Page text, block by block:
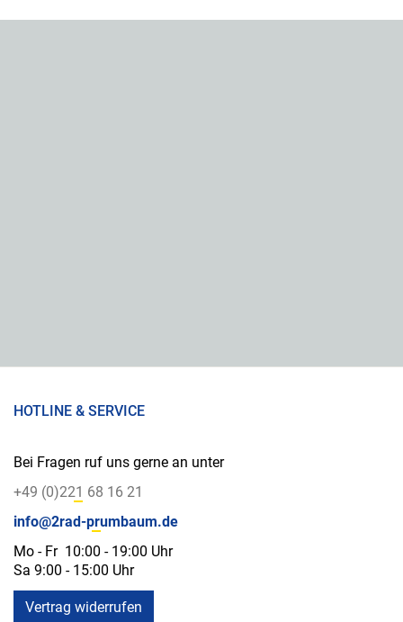
HOTLINE & SERVICE
Bei Fragen ruf uns gerne an unter
+49 (0)221 68 16 21
info@2rad-prumbaum.de
Mo - Fr 10:00 - 19:00 Uhr
Sa 9:00 - 15:00 Uhr
Vertrag widerrufen